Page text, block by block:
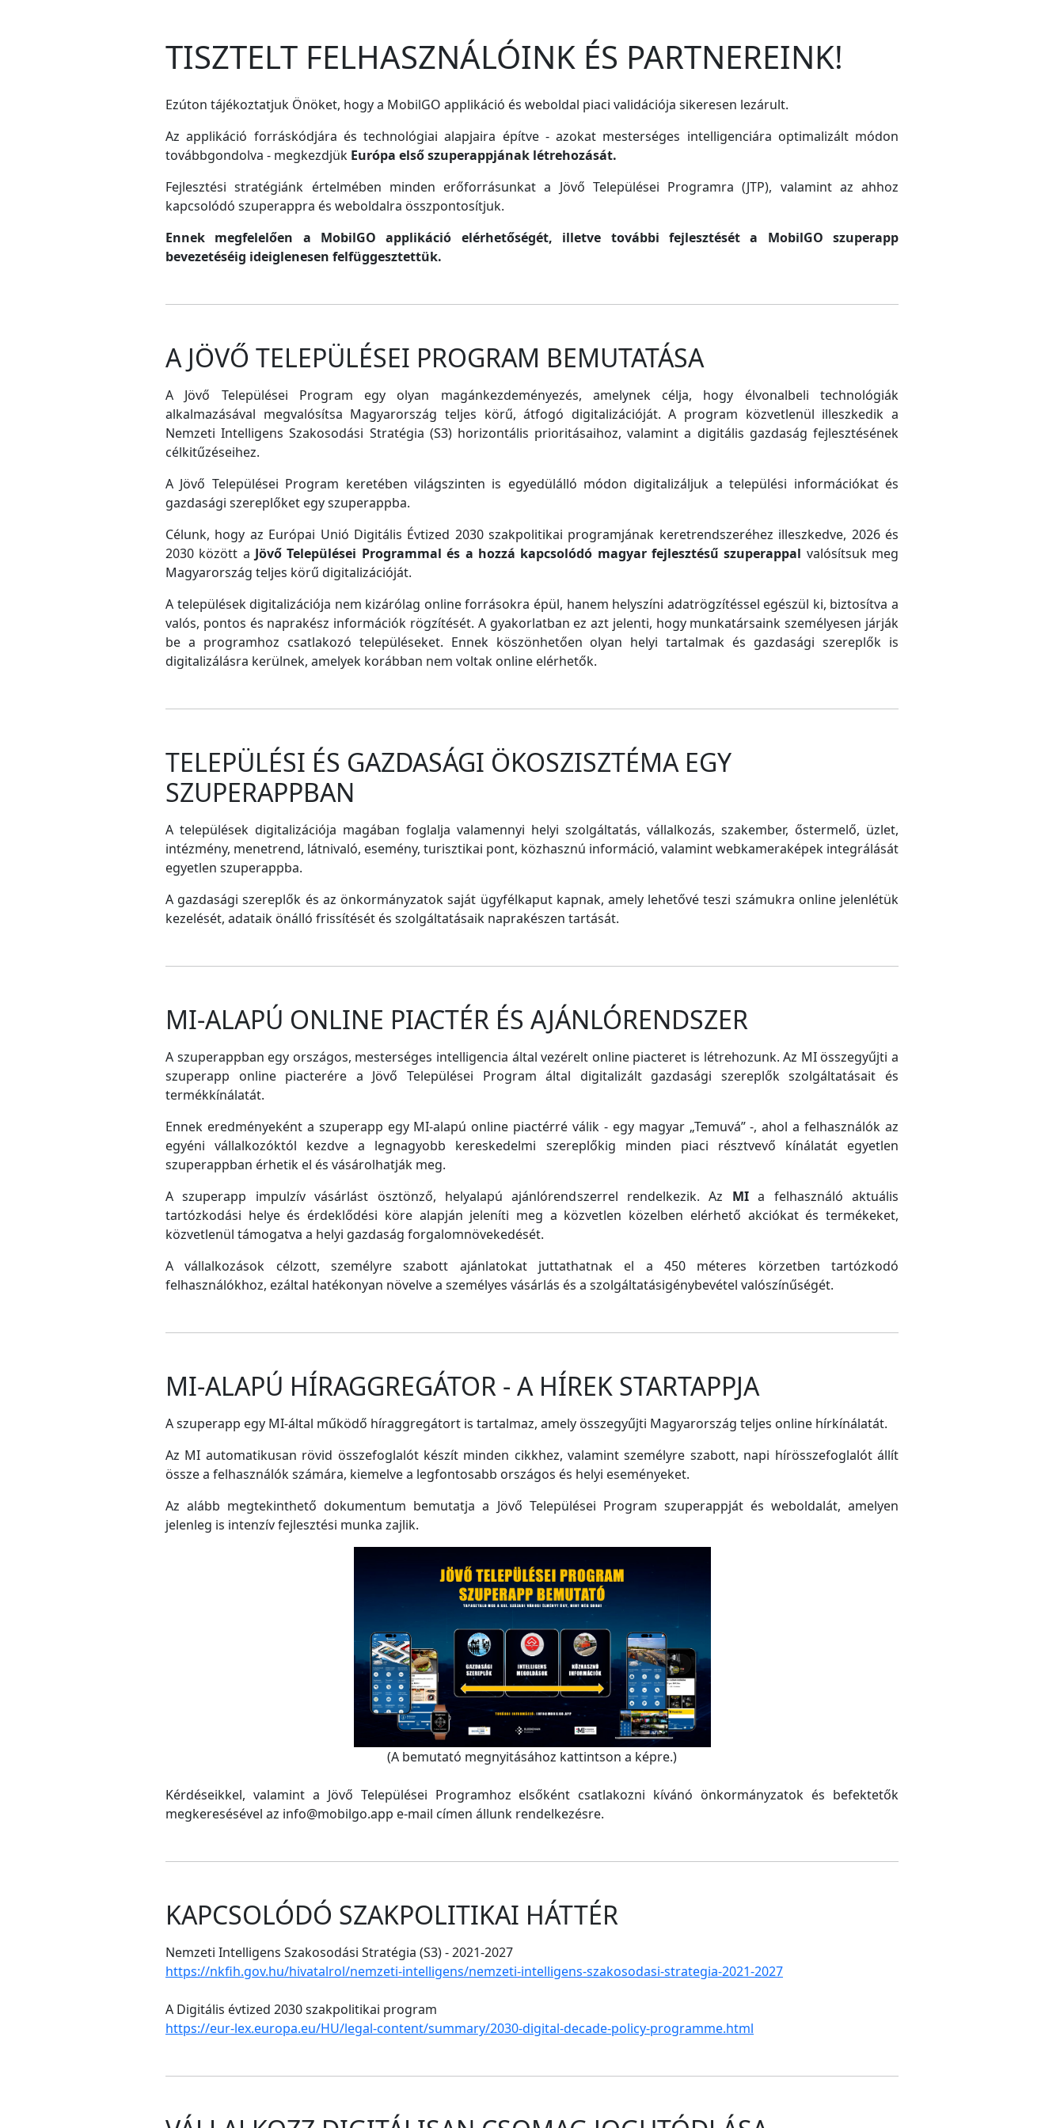
TISZTELT FELHASZNÁLÓINK ÉS PARTNEREINK!
Ezúton tájékoztatjuk Önöket, hogy a MobilGO applikáció és weboldal piaci validációja sikeresen lezárult.
Az applikáció forráskódjára és technológiai alapjaira építve - azokat mesterséges intelligenciára optimalizált módon
továbbgondolva - megkezdjük Európa első szuperappjának létrehozását.
Fejlesztési stratégiánk értelmében minden erőforrásunkat a Jövő Települései Programra (JTP), valamint az ahhoz
kapcsolódó szuperappra és weboldalra összpontosítjuk.
Ennek megfelelően a MobilGO applikáció elérhetőségét, illetve további fejlesztését a MobilGO szuperapp
bevezetéséig ideiglenesen felfüggesztettük.
A JÖVŐ TELEPÜLÉSEI PROGRAM BEMUTATÁSA
A Jövő Települései Program egy olyan magánkezdeményezés, amelynek célja, hogy élvonalbeli technológiák
alkalmazásával megvalósítsa Magyarország teljes körű, átfogó digitalizációját. A program közvetlenül illeszkedik a
Nemzeti Intelligens Szakosodási Stratégia (S3) horizontális prioritásaihoz, valamint a digitális gazdaság fejlesztésének
célkitűzéseihez.
A Jövő Települései Program keretében világszinten is egyedülálló módon digitalizáljuk a települési információkat és
gazdasági szereplőket egy szuperappba.
Célunk, hogy az Európai Unió Digitális Évtized 2030 szakpolitikai programjának keretrendszeréhez illeszkedve, 2026 és
2030 között a Jövő Települései Programmal és a hozzá kapcsolódó magyar fejlesztésű szuperappal valósítsuk meg
Magyarország teljes körű digitalizációját.
A települések digitalizációja nem kizárólag online forrásokra épül, hanem helyszíni adatrögzítéssel egészül ki, biztosítva a
valós, pontos és naprakész információk rögzítését. A gyakorlatban ez azt jelenti, hogy munkatársaink személyesen járják
be a programhoz csatlakozó településeket. Ennek köszönhetően olyan helyi tartalmak és gazdasági szereplők is
digitalizálásra kerülnek, amelyek korábban nem voltak online elérhetők.
TELEPÜLÉSI ÉS GAZDASÁGI ÖKOSZISZTÉMA EGY
SZUPERAPPBAN
A települések digitalizációja magában foglalja valamennyi helyi szolgáltatás, vállalkozás, szakember, őstermelő, üzlet,
intézmény, menetrend, látnivaló, esemény, turisztikai pont, közhasznú információ, valamint webkameraképek integrálását
egyetlen szuperappba.
A gazdasági szereplők és az önkormányzatok saját ügyfélkaput kapnak, amely lehetővé teszi számukra online jelenlétük
kezelését, adataik önálló frissítését és szolgáltatásaik naprakészen tartását.
MI-ALAPÚ ONLINE PIACTÉR ÉS AJÁNLÓRENDSZER
A szuperappban egy országos, mesterséges intelligencia által vezérelt online piacteret is létrehozunk. Az MI összegyűjti a
szuperapp online piacterére a Jövő Települései Program által digitalizált gazdasági szereplők szolgáltatásait és
termékkínálatát.
Ennek eredményeként a szuperapp egy MI-alapú online piactérré válik - egy magyar „Temuvá” -, ahol a felhasználók az
egyéni vállalkozóktól kezdve a legnagyobb kereskedelmi szereplőkig minden piaci résztvevő kínálatát egyetlen
szuperappban érhetik el és vásárolhatják meg.
A szuperapp impulzív vásárlást ösztönző, helyalapú ajánlórendszerrel rendelkezik. Az MIa felhasználó aktuális
tartózkodási helye és érdeklődési köre alapján jeleníti meg a közvetlen közelben elérhető akciókat és termékeket,
közvetlenül támogatva a helyi gazdaság forgalomnövekedését.
A vállalkozások célzott, személyre szabott ajánlatokat juttathatnak el a 450 méteres körzetben tartózkodó
felhasználókhoz, ezáltal hatékonyan növelve a személyes vásárlás és a szolgáltatásigénybevétel valószínűségét.
MI-ALAPÚ HÍRAGGREGÁTOR - A HÍREK STARTAPPJA
A szuperapp egy MI-által működő híraggregátort is tartalmaz, amely összegyűjti Magyarország teljes online hírkínálatát.
Az MI automatikusan rövid összefoglalót készít minden cikkhez, valamint személyre szabott, napi hírösszefoglalót állít
össze a felhasználók számára, kiemelve a legfontosabb országos és helyi eseményeket.
Az alább megtekinthető dokumentum bemutatja a Jövő Települései Program szuperappját és weboldalát, amelyen
jelenleg is intenzív fejlesztési munka zajlik.
(A bemutató megnyitásához kattintson a képre.)
Kérdéseikkel, valamint a Jövő Települései Programhoz elsőként csatlakozni kívánó önkormányzatok és befektetők
megkeresésével az info@mobilgo.app e-mail címen állunk rendelkezésre.
KAPCSOLÓDÓ SZAKPOLITIKAI HÁTTÉR
Nemzeti Intelligens Szakosodási Stratégia (S3) - 2021-2027
https://nkfih.gov.hu/hivatalrol/nemzeti-intelligens/nemzeti-intelligens-szakosodasi-strategia-2021-2027
A Digitális évtized 2030 szakpolitikai program
https://eur-lex.europa.eu/HU/legal-content/summary/2030-digital-decade-policy-programme.html